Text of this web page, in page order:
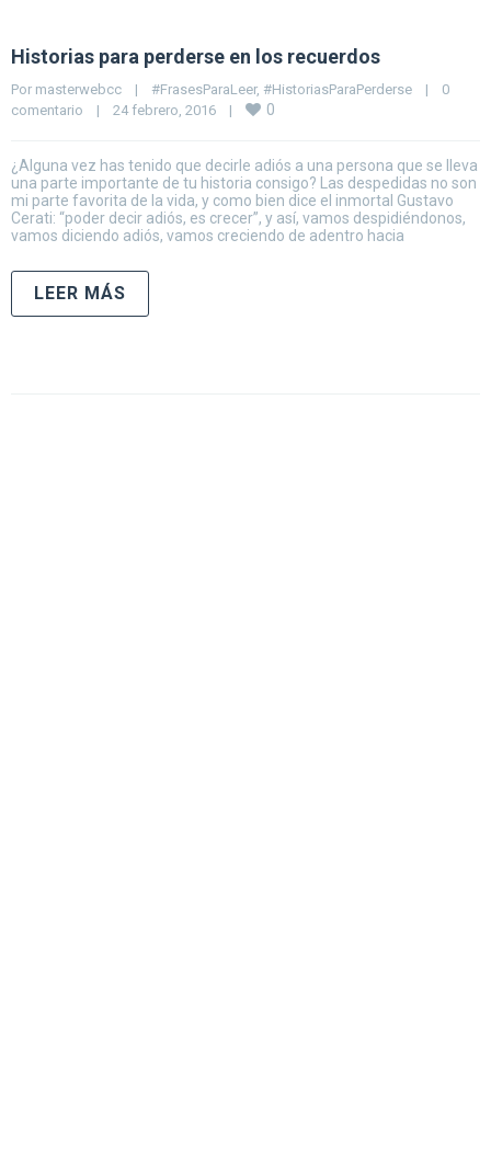
Historias para perderse en los recuerdos
Por masterwebcc | #FrasesParaLeer, #HistoriasParaPerderse |
0
comentario
| 24 febrero, 2016 | 0
¿Alguna vez has tenido que decirle adiós a una persona que se lleva
una parte importante de tu historia consigo? Las despedidas no son
mi parte favorita de la vida, y como bien dice el inmortal Gustavo
Cerati: “poder decir adiós, es crecer”, y así, vamos despidiéndonos,
vamos diciendo adiós, vamos creciendo de adentro hacia
LEER MÁS